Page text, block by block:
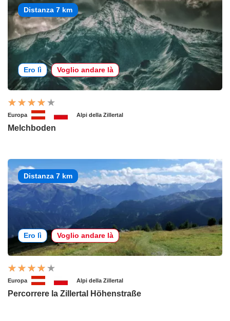
Distanza 7 km
Ero lì Voglio andare là
Europa Alpi della Zillertal
Melchboden
Distanza 7 km
Ero lì Voglio andare là
Europa Alpi della Zillertal
Percorrere la Zillertal Höhenstraße